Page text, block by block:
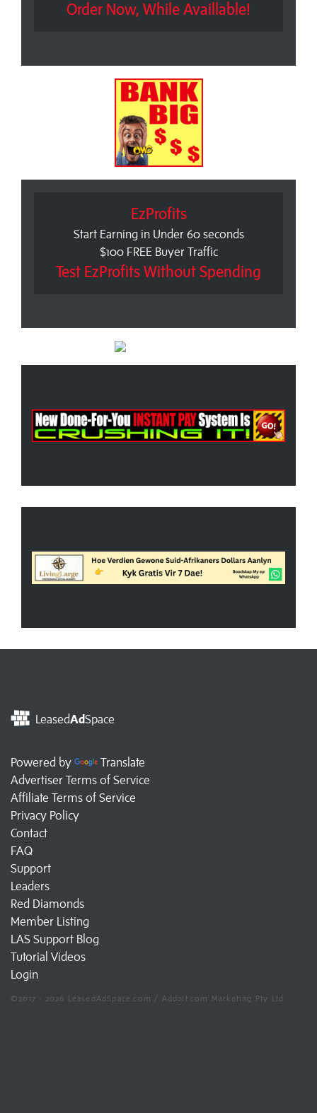
Order Now, While Availlable!
EzProfits
Start Earning in Under 60 seconds
$100 FREE Buyer Traffic
Test EzProfits Without Spending
LeasedAdSpace
Powered by
Translate
Advertiser Terms of Service
Affiliate Terms of Service
Privacy Policy
Contact
FAQ
Support
Leaders
Red Diamonds
Member Listing
LAS Support Blog
Tutorial Videos
Login
©2017 - 2026 LeasedAdSpace.com / Add2it.com Marketing Pty Ltd